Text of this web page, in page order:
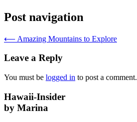
Post navigation
⟵ Amazing Mountains to Explore
Leave a Reply
You must be logged in to post a comment.
Hawaii-Insider
by Marina